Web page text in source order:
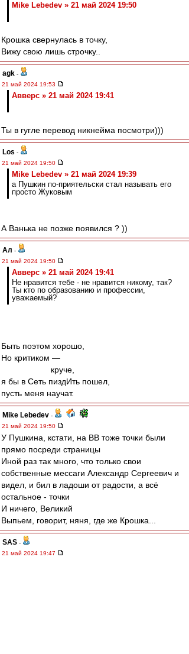
Mike Lebedev » 21 май 2024 19:50
Крошка свернулась в точку,
Вижу свою лишь строчку..
agk -
21 май 2024 19:53
Авверс » 21 май 2024 19:41
Ты в гугле перевод никнейма посмотри)))
Los -
21 май 2024 19:50
Mike Lebedev » 21 май 2024 19:39
а Пушкин по-приятельски стал называть его
просто Жуковым
А Ванька не позже появился ? ))
Ал -
21 май 2024 19:50
Авверс » 21 май 2024 19:41
Не нравится тебе - не нравится никому, так?
Ты кто по образованию и профессии,
уважаемый?
Быть поэтом хорошо,
Но критиком —
круче,
я бы в Сеть пиздИть пошел,
пусть меня научат.
Mike Lebedev -
21 май 2024 19:50
У Пушкина, кстати, на ВВ тоже точки были
прямо посреди страницы
Иной раз так много, что только свои
собственные мессаги Александр Сергеевич и
видел, и бил в ладоши от радости, а всё
остальное - точки
И ничего, Великий
Выпьем, говорит, няня, где же Крошка...
SAS -
21 май 2024 19:47